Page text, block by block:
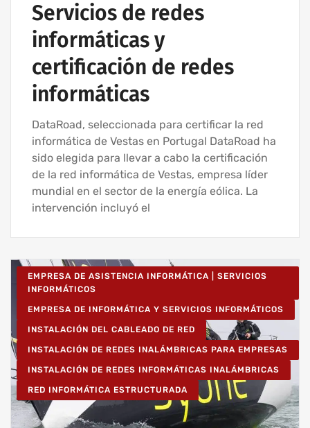
Servicios de redes
informáticas y
certificación de redes
informáticas
DataRoad, seleccionada para certificar la red
informática de Vestas en Portugal DataRoad ha
sido elegida para llevar a cabo la certificación
de la red informática de Vestas, empresa líder
mundial en el sector de la energía eólica. La
intervención incluyó el
EMPRESA DE ASISTENCIA INFORMÁTICA | SERVICIOS
INFORMÁTICOS
EMPRESA DE INFORMÁTICA Y SERVICIOS INFORMÁTICOS
INSTALACIÓN DEL CABLEADO DE RED
INSTALACIÓN DE REDES INALÁMBRICAS PARA EMPRESAS
INSTALACIÓN DE REDES INFORMÁTICAS INALÁMBRICAS
RED INFORMÁTICA ESTRUCTURADA